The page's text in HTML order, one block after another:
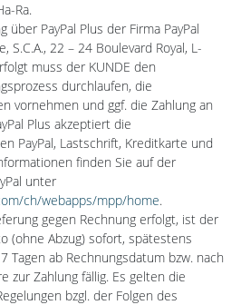
Ra.
über PayPal Plus der Firma PayPal
S.C.A., 22 – 24 Boulevard Royal, L-
muss der KUNDE den
durchlaufen, die
vornehmen und ggf. die Zahlung an
Plus akzeptiert die
PayPal, Lastschrift, Kreditkarte und
finden Sie auf der
unter
ch/webapps/mpp/home.
gegen Rechnung erfolgt, ist der
(ohne Abzug) sofort, spätestens
Tagen ab Rechnungsdatum bzw. nach
zur Zahlung fällig. Es gelten die
bzgl. der Folgen des